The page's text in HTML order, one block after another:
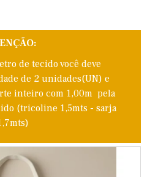
de tecido você deve
de 2 unidades(UN) e
inteiro com 1,00m pela
(tricoline 1,5mts - sarja